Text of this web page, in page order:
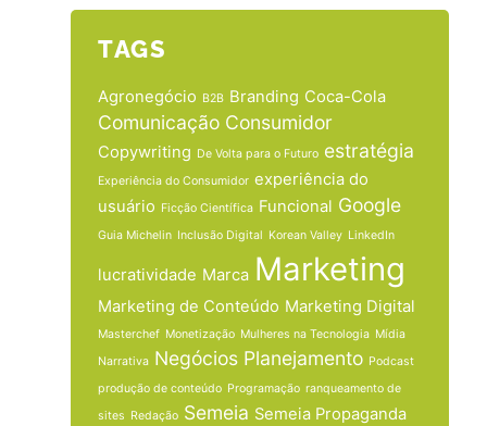
TAGS
Agronegócio B2B Branding Coca-Cola
Comunicação Consumidor
Copywriting De Volta para o Futuro estratégia
Experiência do Consumidor experiência do
usuário Ficção Científica Funcional Google
Guia Michelin Inclusão Digital Korean Valley LinkedIn
lucratividade Marca Marketing
Marketing de Conteúdo Marketing Digital
Masterchef Monetização Mulheres na Tecnologia Mídia
Narrativa Negócios Planejamento Podcast
produção de conteúdo Programação ranqueamento de
sites Redação Semeia Semeia Propaganda